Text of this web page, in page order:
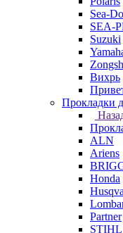
Sea-
SEA-
Suzuki
Вихрь
Прокладки
ALN
Ariens
Honda
Partner
STIHL